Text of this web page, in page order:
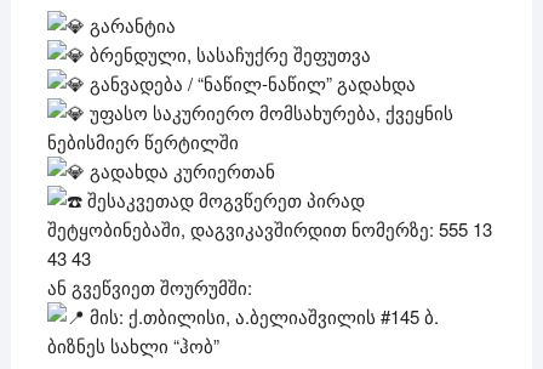
გარანტია
ბრენდული, სასაჩუქრე შეფუთვა
განვადება / “ნაწილ-ნაწილ” გადახდა
უფასო საკურიერო მომსახურება, ქვეყნის
ნებისმიერ წერტილში
გადახდა კურიერთან
შესაკვეთად მოგვწერეთ პირად
შეტყობინებაში, დაგვიკავშირდით ნომერზე: 555 13
43 43
ან გვეწვიეთ შოურუმში:
მის: ქ.თბილისი, ა.ბელიაშვილის #145 ბ.
ბიზნეს სახლი “ჰობ”